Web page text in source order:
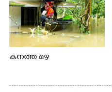
കനത്ത മഴ